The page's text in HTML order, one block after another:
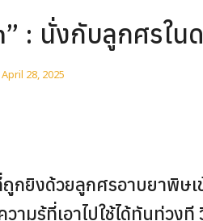
: นั่งกับลูกศรใน
April 28, 2025
กยิงด้วยลูกศรอาบยาพิษเ
มรู้ที่เอาไปใช้ได้ทันท่วงที